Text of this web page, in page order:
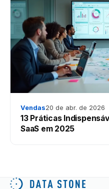
Vendas20 de abr. de 2026
13 Práticas
SaaS em 2025